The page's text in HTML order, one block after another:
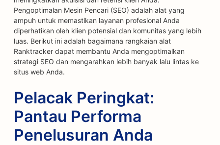
Pengoptimalan Mesin Pencari (SEO) adalah alat yang
ampuh untuk memastikan layanan profesional Anda
diperhatikan oleh klien potensial dan komunitas yang lebih
luas. Berikut ini adalah bagaimana rangkaian alat
Ranktracker dapat membantu Anda mengoptimalkan
strategi SEO dan mengarahkan lebih banyak lalu lintas ke
situs web Anda.
Pelacak Peringkat:
Pantau Performa
Penelusuran Anda